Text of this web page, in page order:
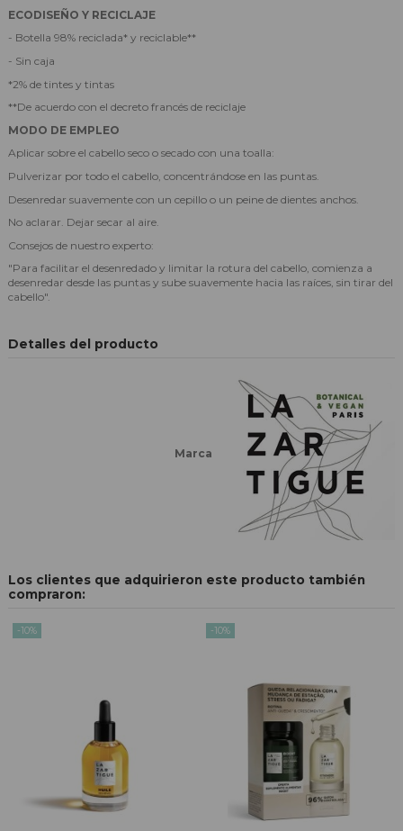
ECODISEÑO Y RECICLAJE
- Botella 98% reciclada* y reciclable**
- Sin caja
*2% de tintes y tintas
**De acuerdo con el decreto francés de reciclaje
MODO DE EMPLEO
Aplicar sobre el cabello seco o secado con una toalla:
Pulverizar por todo el cabello, concentrándose en las puntas.
Desenredar suavemente con un cepillo o un peine de dientes anchos.
No aclarar. Dejar secar al aire.
Consejos de nuestro experto:
"Para facilitar el desenredado y limitar la rotura del cabello, comienza a
desenredar desde las puntas y sube suavemente hacia las raíces, sin tirar del
cabello".
Detalles del producto
Marca
Los clientes que adquirieron este producto también
compraron:
-10% -10%